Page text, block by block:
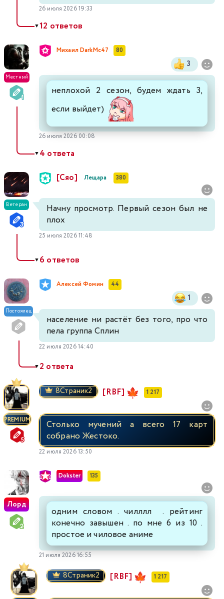
26 июля 2026 19:33
▼12 ответов
Местный
Михаил DarkMc47 80
3
неплохой 2 сезон, будем ждать 3,
если выйдет)
26 июля 2026 00:08
▼4 ответа
Ветеран
[Сяо] Лещара 380
Начну просмотр. Первый сезон был не
плох
25 июля 2026 11:48
▼6 ответов
Постоялец
Алексей Фомин 44
1
население ни растёт без того, про что
пела группа Сплин
22 июля 2026 14:40
▼2 ответа
PREMIUM
8Страник2 [RBF] 1 217
Столько мучений а всего 17 карт
собрано Жестоко.
22 июля 2026 13:50
Лорд
Dokster 135
одним словом . чилллл . рейтинг
конечно завышен . по мне 6 из 10 .
простое и чиловое аниме
21 июля 2026 16:55
8Страник2 [RBF] 1 217